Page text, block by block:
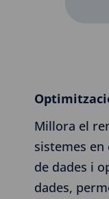
Millora el
sistemes
de dades i
dades,